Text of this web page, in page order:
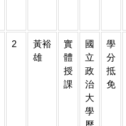
2
黃裕
雄
實
體
授
課
國
立
政
治
大
學
學
分
抵
免